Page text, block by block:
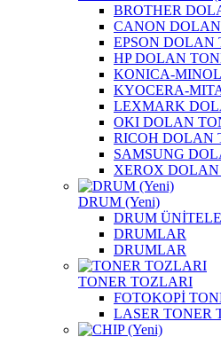
BROTHER
CANON
EPSON DOLAN
HP DOLAN
KONICA-
KYOCERA-
LEXMARK
OKI DOLAN
RICOH DOLAN
SAMSUNG
XEROX DOLAN
DRUM (Yeni)
DRUM
DRUMLAR
DRUMLAR
TONER TOZLARI
FOTOKOPİ
LASER TONER